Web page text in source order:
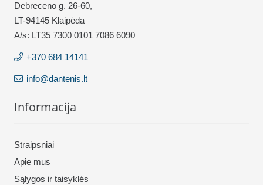
Debreceno g. 26-60,
LT-94145 Klaipėda
A/s: LT35 7300 0101 7086 6090
+370 684 14141
info@dantenis.lt
Informacija
Straipsniai
Apie mus
Sąlygos ir taisyklės